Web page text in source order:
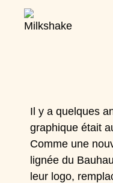
Il y a quelques
graphique était
Comme une
lignée du
leur logo,